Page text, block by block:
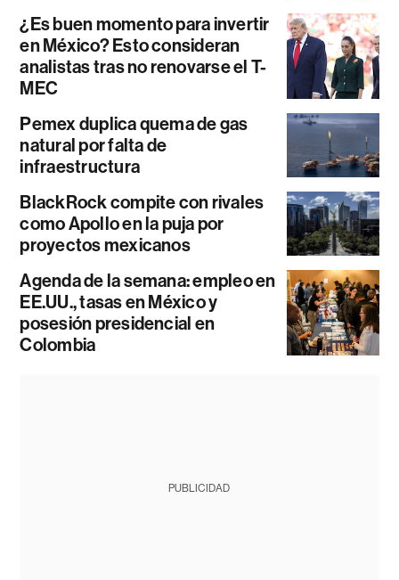
¿Es buen momento para invertir
en México? Esto consideran
analistas tras no renovarse el T-
MEC
Pemex duplica quema de gas
natural por falta de
infraestructura
BlackRock compite con rivales
como Apollo en la puja por
proyectos mexicanos
Agenda de la semana: empleo en
EE.UU., tasas en México y
posesión presidencial en
Colombia
PUBLICIDAD